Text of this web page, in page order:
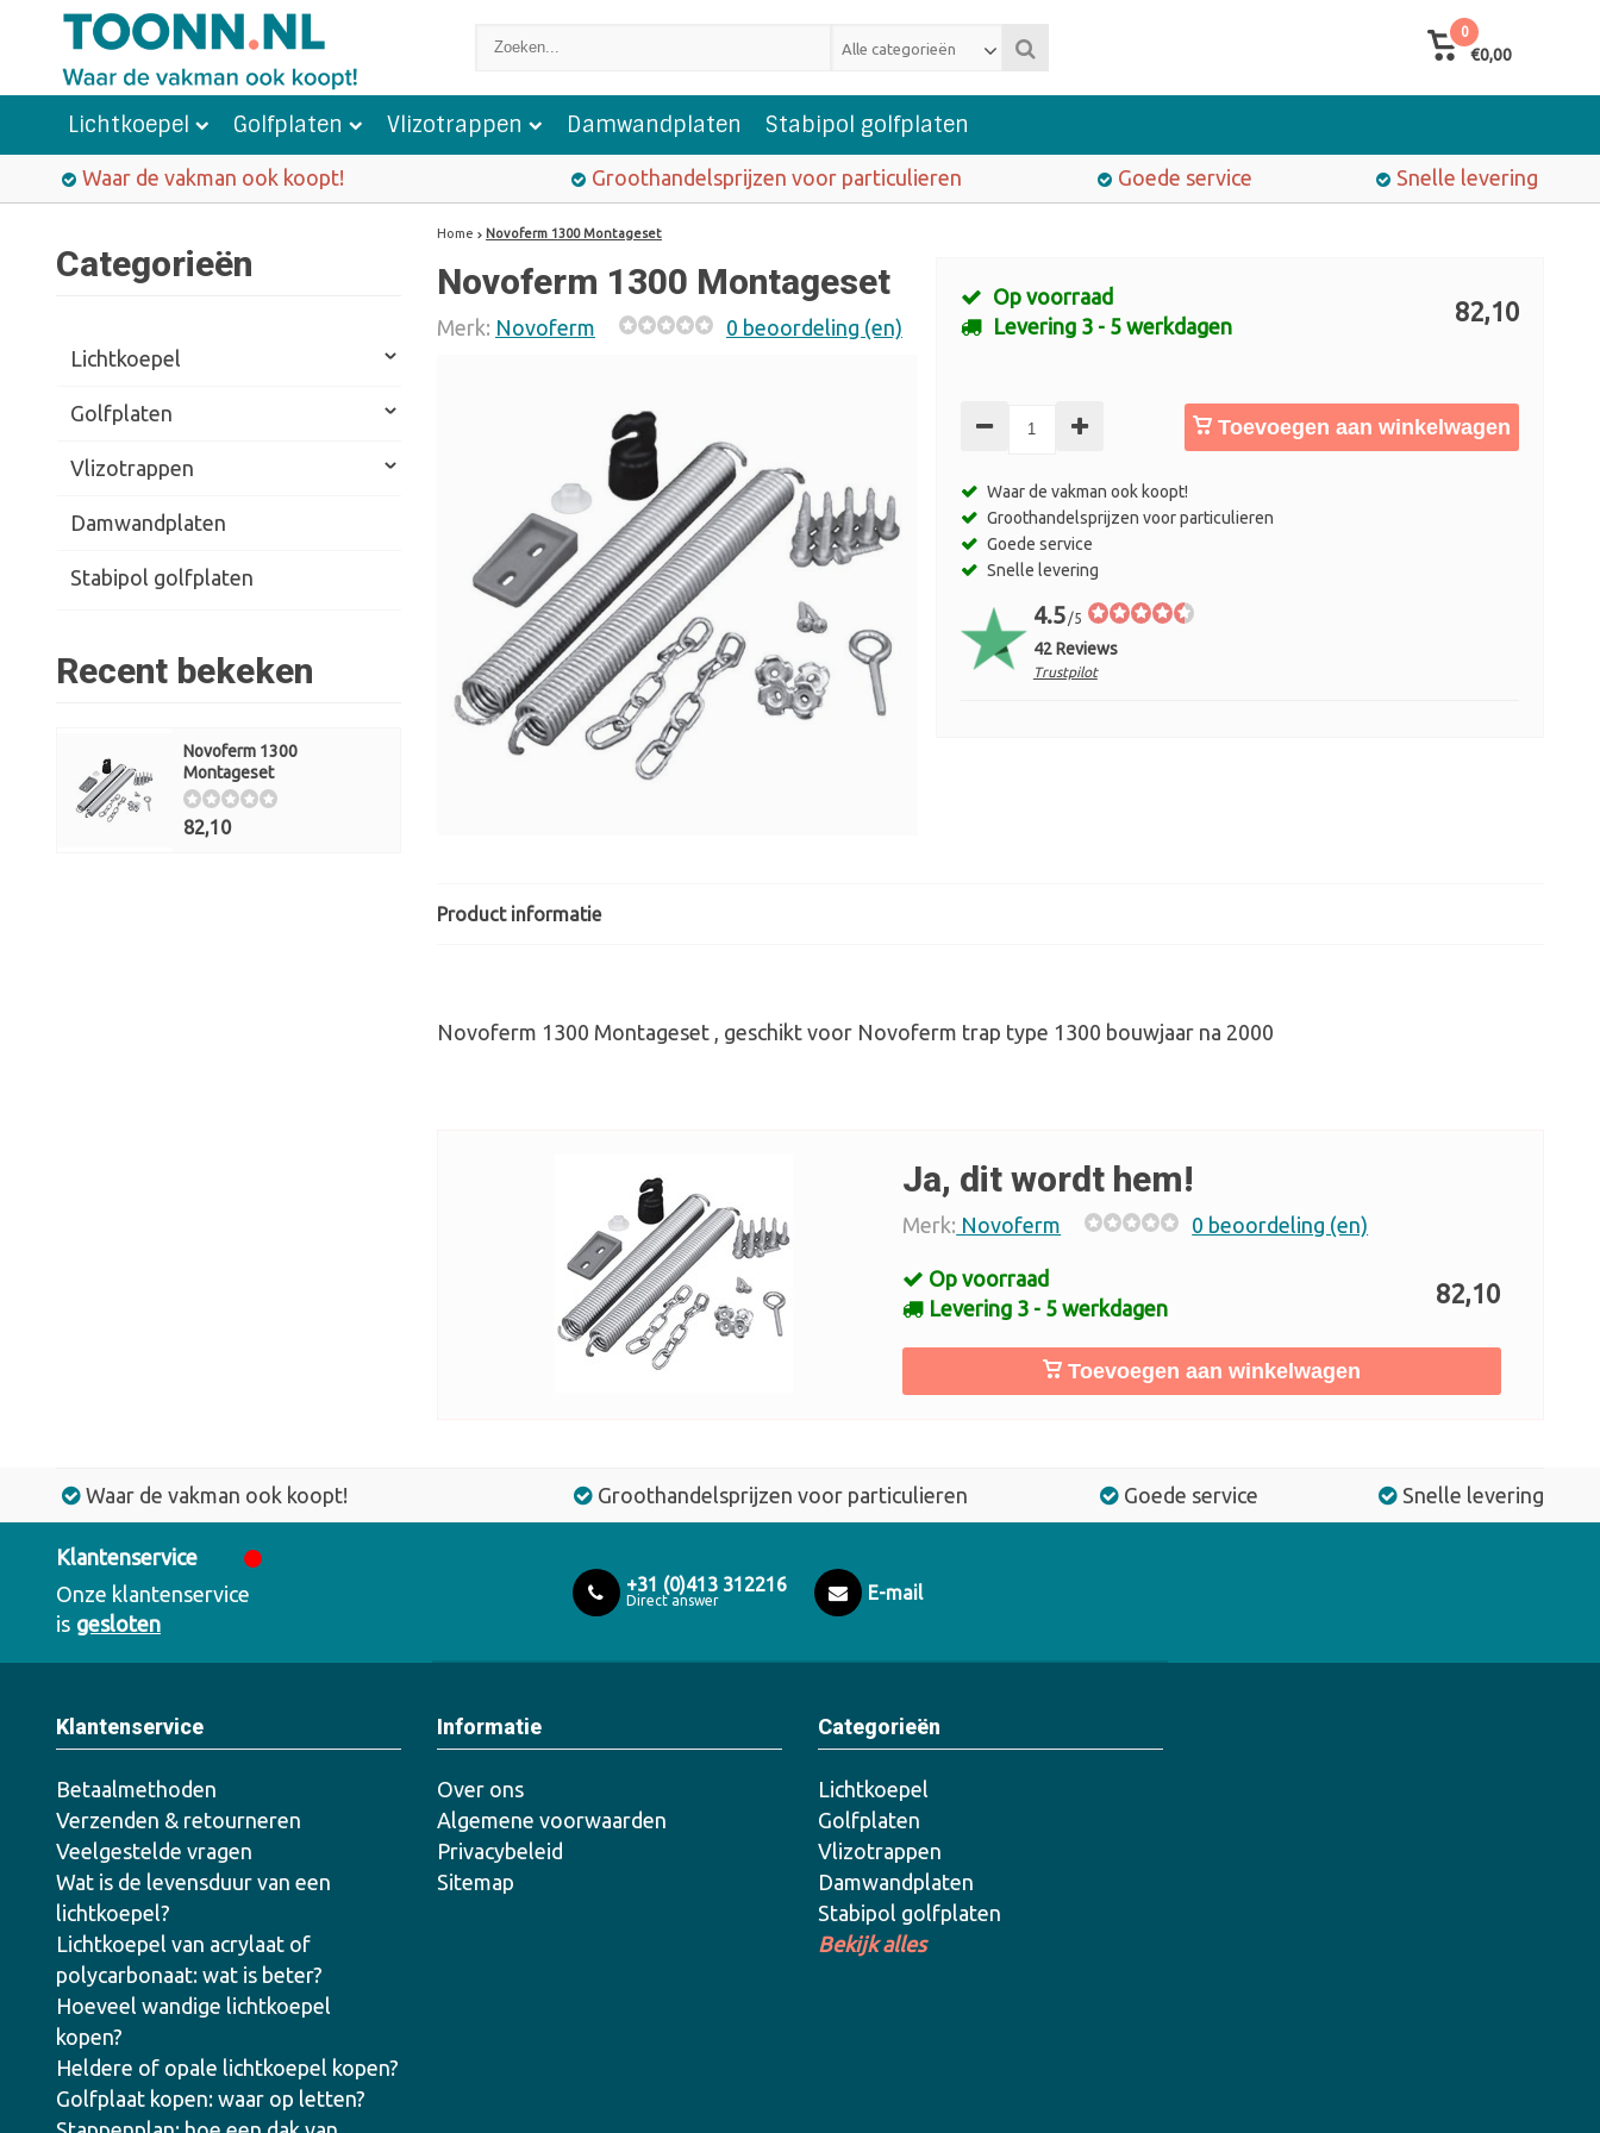
Alle categorieën
0
€0,00
Lichtkoepel Golfplaten Vlizotrappen Damwandplaten Stabipol golfplaten
Waar de vakman ook koopt! Groothandelsprijzen voor particulieren Goede service Snelle levering
Categorieën
Lichtkoepel
Golfplaten
Vlizotrappen
Damwandplaten
Stabipol golfplaten
Recent bekeken
Novoferm 1300
Montageset
82,10
Home Novoferm 1300 Montageset
Novoferm 1300 Montageset
Merk: Novoferm 0 beoordeling (en)
Op voorraad
Levering 3 - 5 werkdagen
82,10
Toevoegen aan winkelwagen
Waar de vakman ook koopt!
Groothandelsprijzen voor particulieren
Goede service
Snelle levering
4.5 /5
42 Reviews
Trustpilot
Product informatie
Novoferm 1300 Montageset , geschikt voor Novoferm trap type 1300 bouwjaar na 2000
Ja, dit wordt hem!
Merk: Novoferm 0 beoordeling (en)
Op voorraad
Levering 3 - 5 werkdagen
82,10
Toevoegen aan winkelwagen
Waar de vakman ook koopt! Groothandelsprijzen voor particulieren Goede service Snelle levering
Klantenservice
Onze klantenservice
is gesloten
+31 (0)413 312216
Direct answer E-mail
Klantenservice
Betaalmethoden
Verzenden & retourneren
Veelgestelde vragen
Wat is de levensduur van een
lichtkoepel?
Lichtkoepel van acrylaat of
polycarbonaat: wat is beter?
Hoeveel wandige lichtkoepel
kopen?
Heldere of opale lichtkoepel kopen?
Golfplaat kopen: waar op letten?
Informatie
Over ons
Algemene voorwaarden
Privacybeleid
Sitemap
Categorieën
Lichtkoepel
Golfplaten
Vlizotrappen
Damwandplaten
Stabipol golfplaten
Bekijk alles